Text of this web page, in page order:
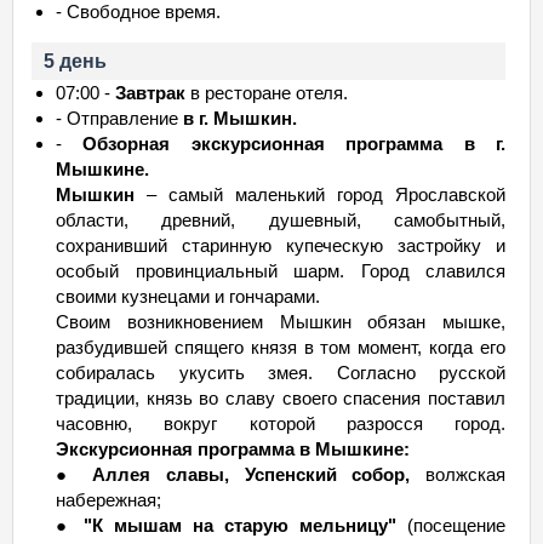
- Свободное время.
5 день
07:00 - Завтрак в ресторане отеля.
- Отправление в г. Мышкин.
-Обзорная экскурсионная программа в г.
Мышкине.
Мышкин – самый маленький город Ярославской
области, древний, душевный, самобытный,
сохранивший старинную купеческую застройку и
особый провинциальный шарм. Город славился
своими кузнецами и гончарами.
Своим возникновением Мышкин обязан мышке,
разбудившей спящего князя в том момент, когда его
собиралась укусить змея. Согласно русской
традиции, князь во славу своего спасения поставил
часовню, вокруг которой разросся город.
Экскурсионная программа в Мышкине:
●
Аллея славы, Успенский собор, волжская
набережная;
● "К мышам на старую мельницу" (посещение